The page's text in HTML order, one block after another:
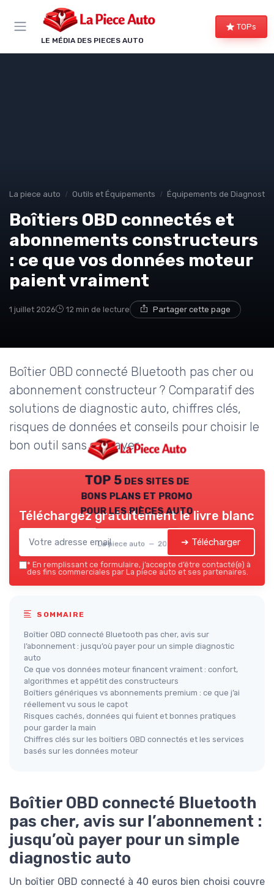
LE MÉDIA DES PIECES AUTO
TOPs
La piece auto Outils et Équipements Équipements de Diagnostic
Boîtiers OBD connectés et
abonnements constructeurs
: ce que vos données moteur
paient vraiment
1 juillet 2026 12 min de lecture Partager cette page
Boîtier OBD connecté Bluetooth pas cher ou
abonnement constructeur ? Comparatif des
solutions de diagnostic auto, chiffres clés,
risques de données et conseils pour choisir le
bon outil sans surpayer.
TOP 5 des sites de
bons plans et promo
pour les pièces auto
La piece auto — 2026
Téléchargez gratuitement le livre blanc
➔ Télécharger
* En remplissant ce formulaire, j’accepte d’être contacté(e) à
des fins commerciales par La piece auto et ses partenaires.
SOMMAIRE
Boîtier OBD connecté Bluetooth pas cher, avis sur
l’abonnement : jusqu’où payer pour un simple diagnostic
auto
Ce que vos données moteur financent vraiment : confort,
algorithmes et appétit des constructeurs
Boîtiers génériques vs abonnements premium : ce que j’ai
réellement vu sous le capot
Risques cachés, données qui fuient et bonnes pratiques
pour garder la main
Chiffres clés sur les boîtiers OBD connectés et les services
basés sur les données moteur
Boîtier OBD connecté Bluetooth
pas cher, avis sur l’abonnement :
jusqu’où payer pour un simple
diagnostic auto
Un boîtier OBD connecté à 40 euros bien choisi couvre
Panneau de gestion des cookies